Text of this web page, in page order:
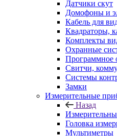
Датчики скут
Домофоны и
Кабель для
Квадраторы,
Комплекты
Охранные
Программное
Свитчи,
Системы
Замки
Измерительные
Назад
Головка
Мультиметры